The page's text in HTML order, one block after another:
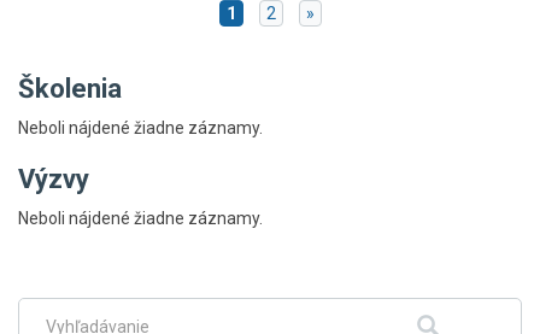
1 2 »
Školenia
Neboli nájdené žiadne záznamy.
Výzvy
Neboli nájdené žiadne záznamy.
menu
Fulltextové
Hľadať